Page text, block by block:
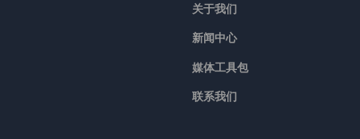
关于我们
新闻中心
媒体工具包
联系我们